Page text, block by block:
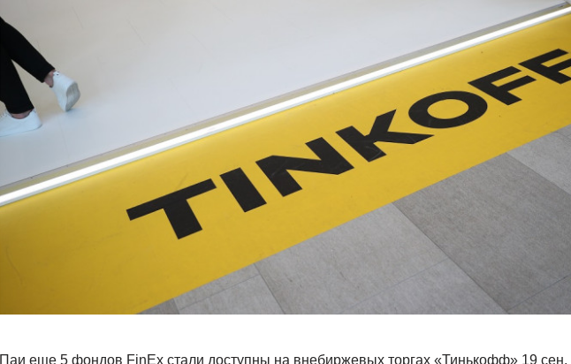
Паи еще 5 фондов FinEx стали доступны на внебиржевых торгах «Тинькофф» 19 сен,